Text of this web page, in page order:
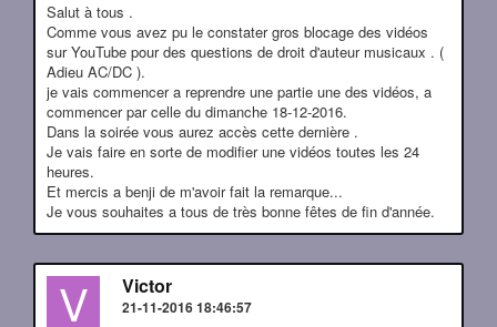
Salut à tous .
Comme vous avez pu le constater gros blocage des vidéos
sur YouTube pour des questions de droit d'auteur musicaux . (
Adieu AC/DC ).
je vais commencer a reprendre une partie une des vidéos, a
commencer par celle du dimanche 18-12-2016.
Dans la soirée vous aurez accès cette dernière .
Je vais faire en sorte de modifier une vidéos toutes les 24
heures.
Et mercis a benji de m'avoir fait la remarque...
Je vous souhaites a tous de très bonne fêtes de fin d'année.
V Victor
21-11-2016 18:46:57